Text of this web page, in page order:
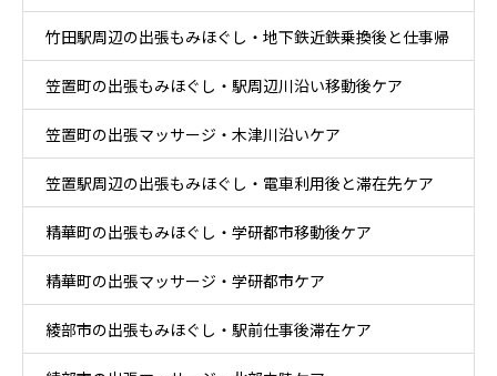
竹田駅周辺の出張もみほぐし・地下鉄近鉄乗換後と仕事帰
りケア
笠置町の出張もみほぐし・駅周辺川沿い移動後ケア
笠置町の出張マッサージ・木津川沿いケア
笠置駅周辺の出張もみほぐし・電車利用後と滞在先ケア
精華町の出張もみほぐし・学研都市移動後ケア
精華町の出張マッサージ・学研都市ケア
綾部市の出張もみほぐし・駅前仕事後滞在ケア